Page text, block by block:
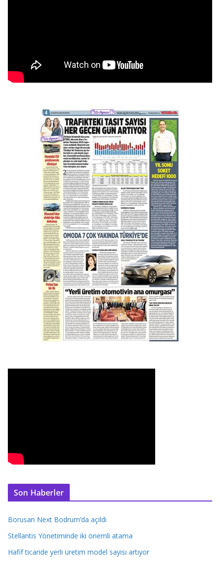
Son Haberler
Borusan Next Bodrum’da açıldı
Stellantis Yönetiminde iki önemli atama
Hafif ticaride yerli üretim model sayısı artıyor